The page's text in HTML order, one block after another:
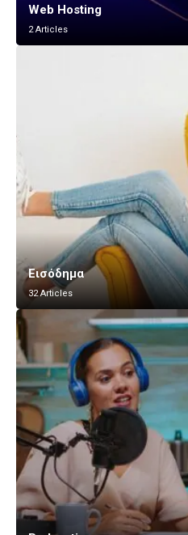
Web Hosting
2 Articles
Εισόδημα
32 Articles